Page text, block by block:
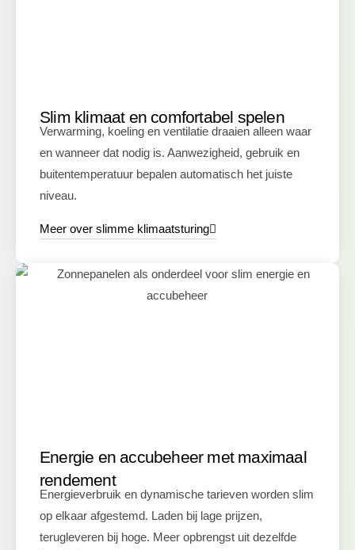
Slim klimaat en comfortabel spelen
Verwarming, koeling en ventilatie draaien alleen waar
en wanneer dat nodig is. Aanwezigheid, gebruik en
buitentemperatuur bepalen automatisch het juiste
niveau.
Meer over slimme klimaatsturing
Energie en accubeheer met maximaal
rendement
Energieverbruik en dynamische tarieven worden slim
op elkaar afgestemd. Laden bij lage prijzen,
terugleveren bij hoge. Meer opbrengst uit dezelfde